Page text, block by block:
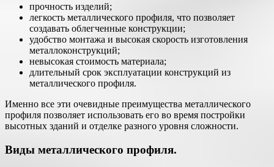
прочность изделий;
легкость металлического профиля, что позволяет
создавать облегченные конструкции;
удобство монтажа и высокая скорость изготовления
металлоконструкций;
невысокая стоимость материала;
длительный срок эксплуатации конструкций из
металлического профиля.
Именно все эти очевидные преимущества металлического
профиля позволяет использовать его во время постройки
высотных зданий и отделке разного уровня сложности.
Виды металлического профиля.